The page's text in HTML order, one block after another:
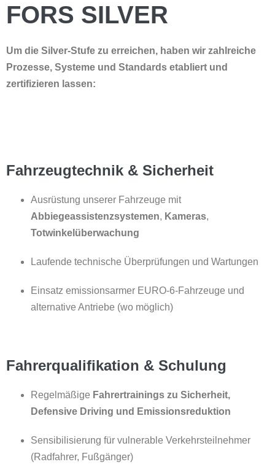
ORS SILVER
Um die Silver-Stufe zu erreichen, haben wir zahlreiche
Prozesse, Systeme und Standards etabliert und
zertifizieren lassen:
Fahrzeugtechnik & Sicherheit
Ausrüstung unserer Fahrzeuge mit
Abbiegeassistenzsystemen, Kameras,
Totwinkelüberwachung
Laufende technische Überprüfungen und Wartungen
Einsatz emissionsarmer EURO-6-Fahrzeuge und
alternative Antriebe (wo möglich)
Fahrerqualifikation & Schulung
Regelmäßige Fahrertrainings zu Sicherheit,
Defensive Driving und Emissionsreduktion
Sensibilisierung für vulnerable Verkehrsteilnehmer
(Radfahrer, Fußgänger)